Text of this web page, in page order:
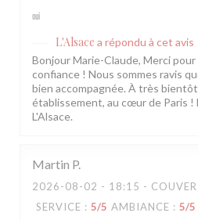
oui
L'Alsace a répondu à cet avis
Bonjour Marie-Claude, Merci
confiance ! Nous sommes ravis
bien accompagnée. À très
établissement, au cœur de Paris !
L'Alsace.
Martin P
2026-08-02 - 18:15 -
SERVICE : 5/5 AMBIANCE : 5/5